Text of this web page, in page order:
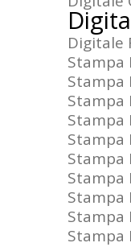
Digitale
Stampa
Stampa
Stampa
Stampa
Stampa
Stampa
Stampa
Stampa
Stampa
Stampa